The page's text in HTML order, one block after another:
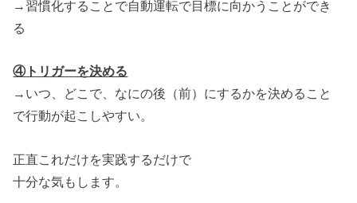
→習慣化することで自動運転で目標に向かうことができ
る
④トリガーを決める
→いつ、どこで、なにの後（前）にするかを決めること
で行動が起こしやすい。
正直これだけを実践するだけで
十分な気もします。